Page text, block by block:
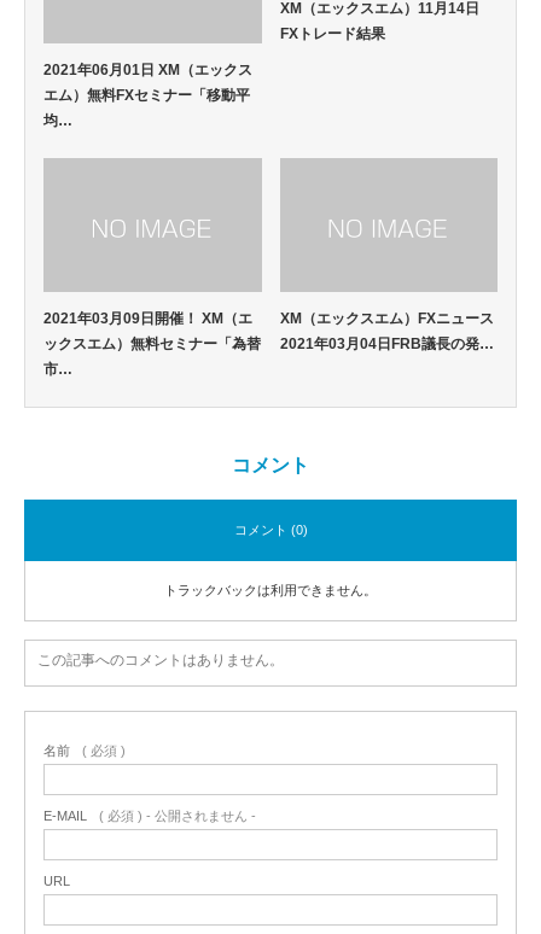
2021年06月01日 XM（エックス
エム）無料FXセミナー「移動平
均…
XM（エックスエム）11月14日
FXトレード結果
2021年03月09日開催！ XM（エ
ックスエム）無料セミナー「為替
市…
XM（エックスエム）FXニュース
2021年03月04日FRB議長の発…
コメント
コメント (0)
トラックバックは利用できません。
この記事へのコメントはありません。
名前 ( 必須 )
E-MAIL ( 必須 ) - 公開されません -
URL